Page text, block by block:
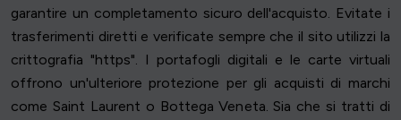
garantire un completamento sicuro dell'acquisto. Evitate i
trasferimenti diretti e verificate sempre che il sito utilizzi la
crittografia "https". I portafogli digitali e le carte virtuali
offrono un'ulteriore protezione per gli acquisti di marchi
come Saint Laurent o Bottega Veneta. Sia che si tratti di